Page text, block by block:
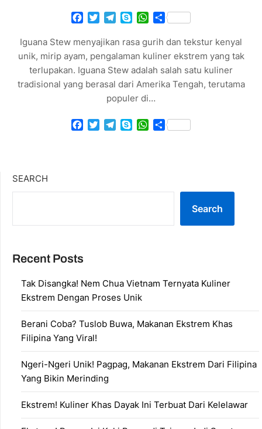
Facebook
TwitterTelegram
SkypeWhatsApp
Share
Iguana Stew menyajikan rasa gurih dan tekstur kenyal
unik, mirip ayam, pengalaman kuliner ekstrem yang tak
terlupakan. Iguana Stew adalah salah satu kuliner
tradisional yang berasal dari Amerika Tengah, terutama
populer di…
Facebook
TwitterTelegram
SkypeWhatsApp
Share
SEARCH
Search
Recent Posts
Tak Disangka! Nem Chua Vietnam Ternyata Kuliner
Ekstrem Dengan Proses Unik
Berani Coba? Tuslob Buwa, Makanan Ekstrem Khas
Filipina Yang Viral!
Ngeri-Ngeri Unik! Pagpag, Makanan Ekstrem Dari Filipina
Yang Bikin Merinding
Ekstrem! Kuliner Khas Dayak Ini Terbuat Dari Kelelawar